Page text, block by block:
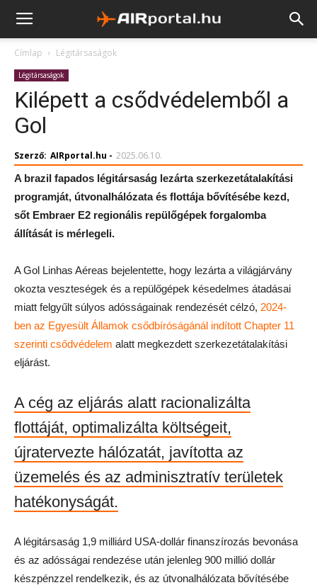
Címlap Légitársaságok
Légitársaságok
Kilépett a csődvédelemből a
Gol
Szerző: AIRportal.hu - 2025.06.10.
A brazil fapados légitársaság lezárta szerkezetátalakítási
programját, útvonalhálózata és flottája bővítésébe kezd,
sőt Embraer E2 regionális repülőgépek forgalomba
állítását is mérlegeli.
A Gol Linhas Aéreas bejelentette, hogy lezárta a világjárvány
okozta veszteségek és a repülőgépek késedelmes átadásai
miatt felgyűlt súlyos adósságainak rendezését célzó, 2024-
ben az Egyesült Államok csődbíróságánál indított Chapter 11
szerinti csődvédelem alatt megkezdett szerkezetátalakítási
eljárást.
A cég az eljárás alatt racionalizálta
flottáját, optimalizálta költségeit,
újratervezte hálózatát, javította az
üzemelés és az adminisztratív területek
hatékonyságát.
A légitársaság 1,9 milliárd USA-dollár finanszírozás bevonása
és az adósságai rendezése után jelenleg 900 millió dollár
készpénzzel rendelkezik, és az útvonalhálózata bővítésébe